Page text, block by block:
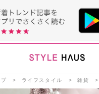
ライフスタイル 雑貨